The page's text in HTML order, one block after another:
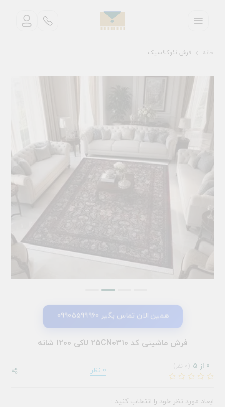
خانه فرش نئوکلاسیک
همین الان تماس بگیر 09905599960
فرش ماشینی کد 25CN0310 لاکی 1200 شانه
0 از 5 0 نظر
ابعاد مورد نظر خود را انتخاب کنید :